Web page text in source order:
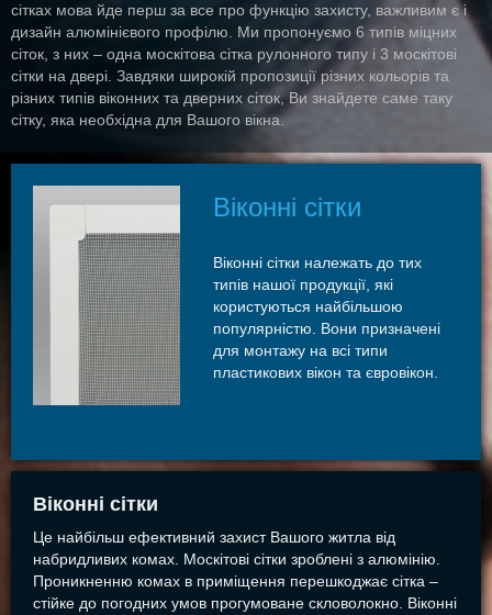
сітках мова йде перш за все про функцію захисту, важливим є і
дизайн алюмінієвого профілю. Ми пропонуємо 6 типів міцних
сіток, з них – одна москітова сітка рулонного типу і 3 москітові
сітки на двері. Завдяки широкій пропозиції різних кольорів та
різних типів віконних та дверних сіток, Ви знайдете саме таку
сітку, яка необхідна для Вашого вікна.
​Віконні сітки
Віконні сітки належать до тих
типів нашої продукції, які
користуються найбільшою
популярністю. Вони призначені
для монтажу на всі типи
пластикових вікон та євровікон.
Віконні сітки
Це найбільш ефективний захист Вашого житла від
набридливих комах. Москітові сітки зроблені з алюмінію.
Проникненню комах в приміщення перешкоджає сітка –
стійке до погодних умов прогумоване скловолокно. Віконні